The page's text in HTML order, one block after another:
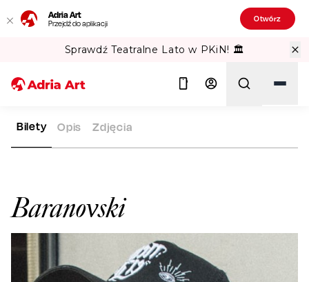
Adria Art
Przejdź do aplikacji Otwórz
Sprawdź Teatralne Lato w PKiN! 🏛️
ADRIA ART ARTYŚCI BARANOVSKI
Baranovski
Bilety Opis Zdjęcia